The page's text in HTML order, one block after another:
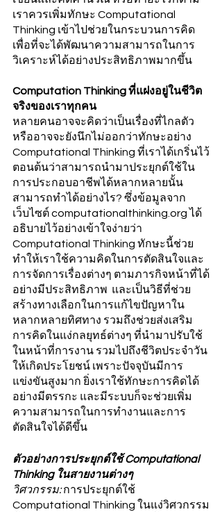
เราควรเพิ่มทักษะ Computational
Thinking เข้าไปช่วยในกระบวนการคิด
เพื่อที่จะได้พัฒนาความสามารถในการ
วิเคราะห์ได้อย่างประสิทธิภาพมากขึ้น
Computation Thinking ที่แฝงอยู่ในชีวิต
จริงของเราทุกคน
หลายคนอาจจะคิดว่าเป็นเรื่องที่ไกลตัว
หรืออาจจะยังนึกไม่ออกว่าทักษะอย่าง
Computational Thinking ที่เราได้เกริ่นไว้
ตอนต้นว่าสามารถนำมาประยุกต์ใช้ใน
การประกอบอาชีพได้หลากหลายนั้น
สามารถทำได้อย่างไร? ซึ่งข้อมูลจาก
เว็บไซต์ computationalthinking.org ได้
อธิบายไว้อย่างเข้าใจง่ายว่า
Computational Thinking ทักษะนี้ช่วย
ทำให้เราใช้ความคิดในการตัดสินใจและ
การจัดการเรื่องต่างๆ ตามภารกิจหน้าที่ได้
อย่างมีประสิทธิภาพ  และเป็นวิธีที่ช่วย
สร้างทางเลือกในการแก้ไขปัญหาใน
หลากหลายทิศทาง รวมถึงช่วยส่งเสริม
การคิดในแง่กลยุทธ์ต่างๆ ที่นำมาปรับใช้
ในหน้าที่การงาน รวมไปถึงชีวิตประจำวัน
ให้เกิดประโยชน์ เพราะปัจจุบันมีการ
แข่งขันสูงมาก ยิ่งเราใช้ทักษะการคิดได้
อย่างมีตรรกะ และมีระบบก็จะช่วยเพิ่ม
ความสามารถในการทำงานและการ
ตัดสินใจได้ดีขึ้น
ตัวอย่างการประยุกต์ใช้ Computational
Thinking ในสายงานต่างๆ
วิศวกรรม: การประยุกต์ใช้
Computational Thinking ในแง่วิศวกรรม